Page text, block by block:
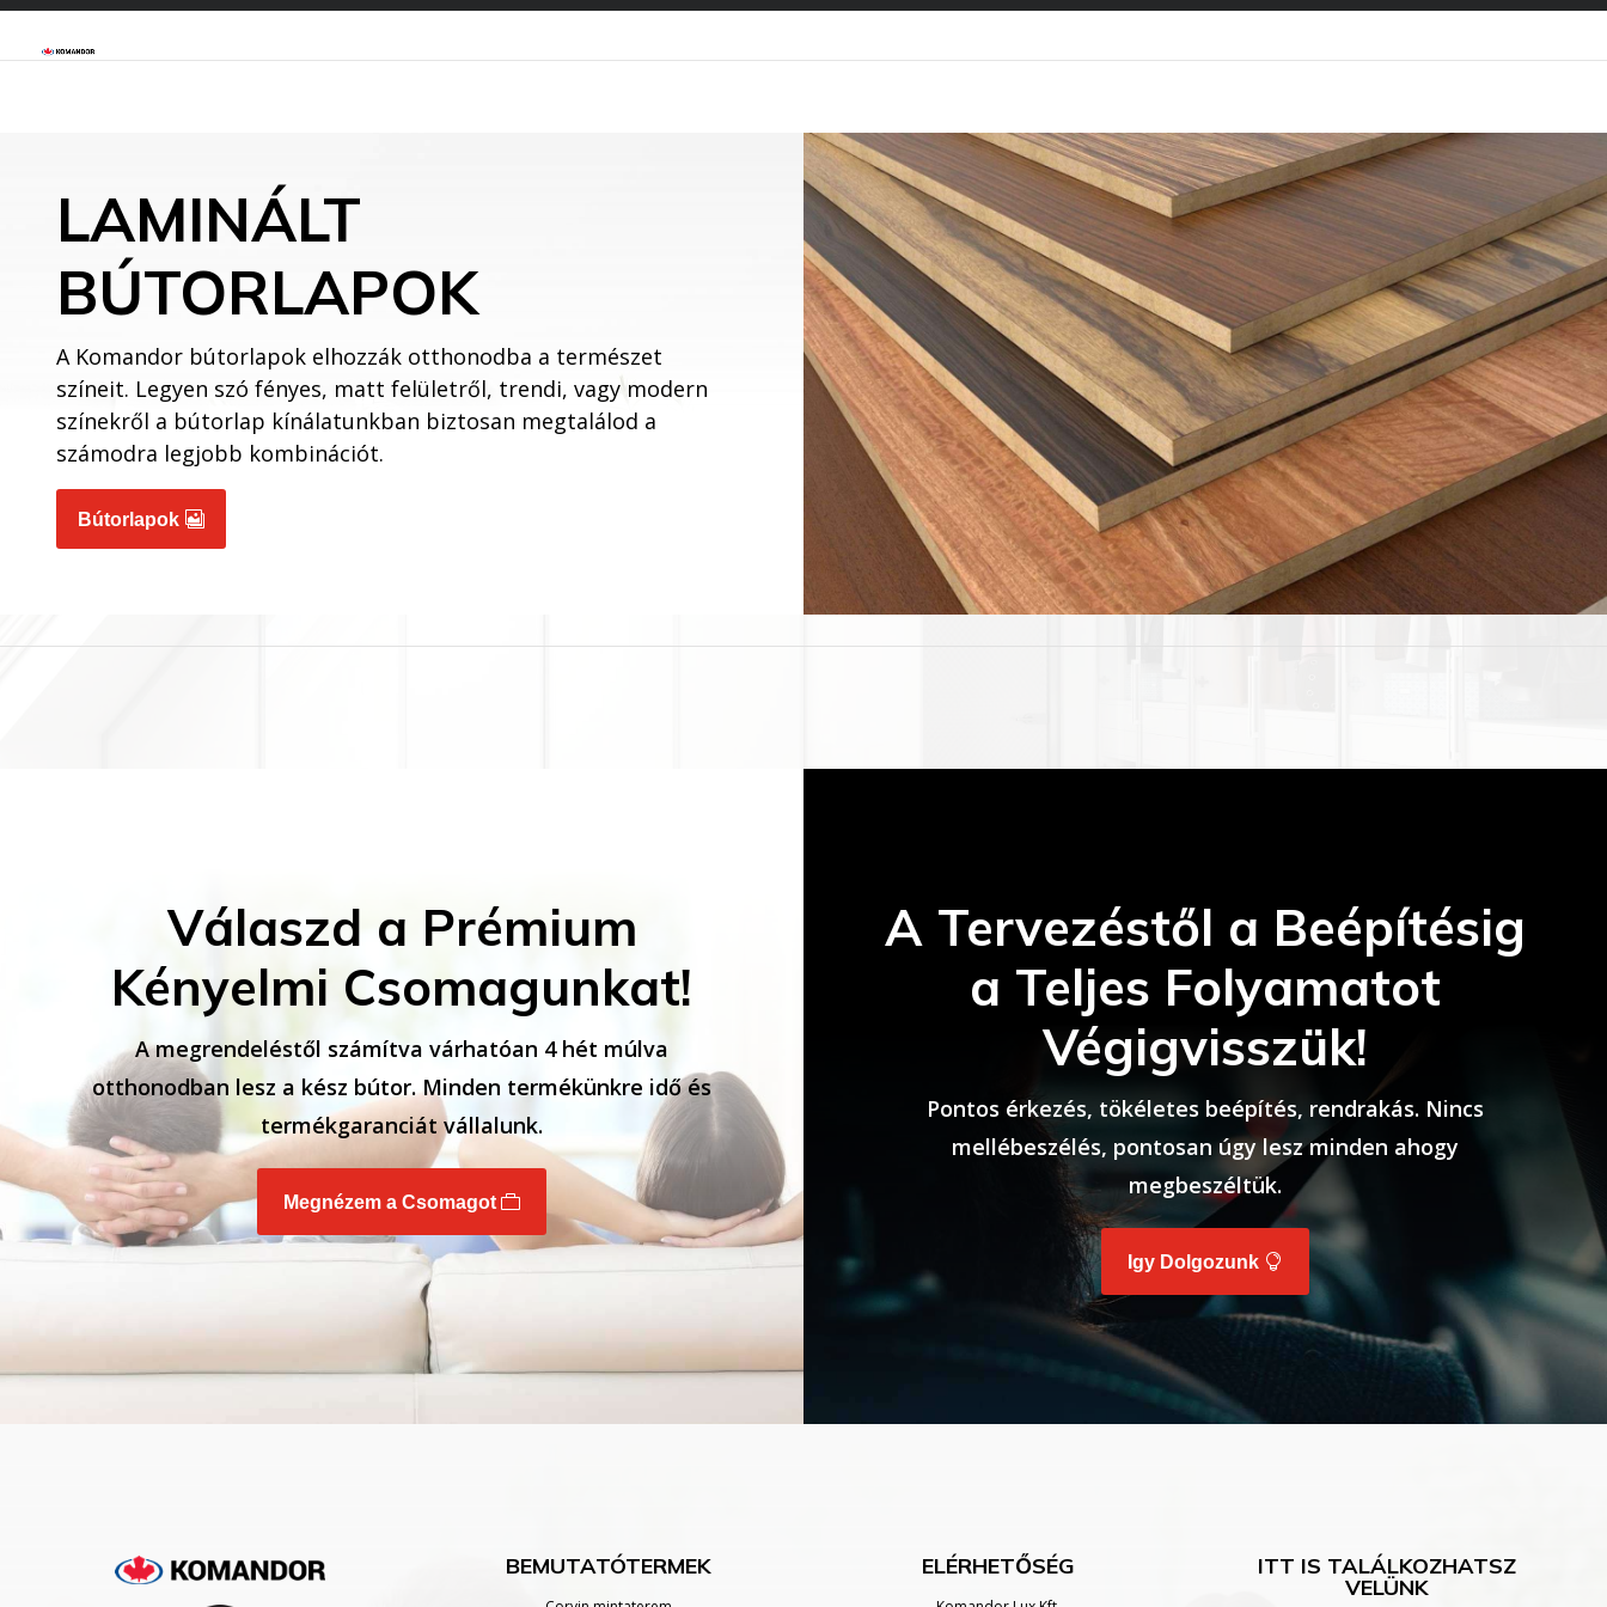
LAMINÁLT
BÚTORLAPOK
A Komandor bútorlapok elhozzák otthonodba a természet
színeit. Legyen szó fényes, matt felületről, trendi, vagy modern
színekről a bútorlap kínálatunkban biztosan megtalálod a
számodra legjobb kombinációt.
Bútorlapok
Válaszd a Prémium
Kényelmi Csomagunkat!
A megrendeléstől számítva várhatóan 4 hét múlva
otthonodban lesz a kész bútor. Minden termékünkre idő és
termékgaranciát vállalunk.
Megnézem a Csomagot
A Tervezéstől a Beépítésig
a Teljes Folyamatot
Végigvisszük!
Pontos érkezés, tökéletes beépítés, rendrakás. Nincs
mellébeszélés, pontosan úgy lesz minden ahogy
megbeszéltük.
Igy Dolgozunk
BEMUTATÓTERMEK ELÉRHETŐSÉG ITT IS TALÁLKOZHATSZ
VELÜNK